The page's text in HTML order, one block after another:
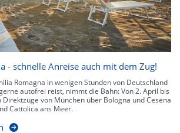
- schnelle Anreise auch mit dem Zug!
Romagna in wenigen Stunden von Deutschland
autofrei reist, nimmt die Bahn: Von 2. April bis
von München über Bologna und Cesena
Cattolica ans Meer.